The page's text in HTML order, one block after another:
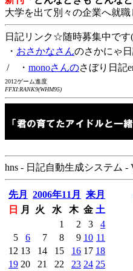
大学を出て別々の企業へ就
日記リンク☆随時募集中です
・ おさかなさんのさかにゃ
/ ・ monoさんのさぼり日記
2012ゲーム進度
FFXI:RANK9(WHM95)
hns - 日記自動生成システム -
先月 2006年11月
来月
日
月 火 水 木 金 土
1
2 3
4
5
6 7 8 9 10 11
12 13 14 15 16 17 18
19 20 21 22 23 24 25